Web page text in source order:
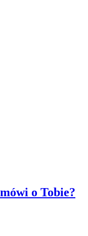
o Tobie?